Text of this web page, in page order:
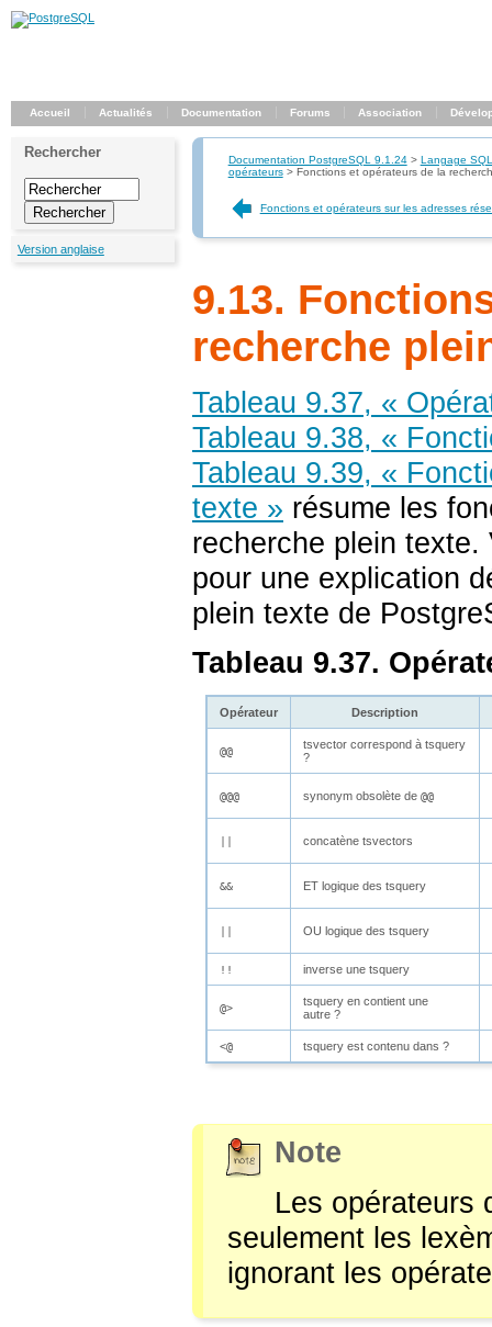
Accueil Actualités Documentation Forums Association
Rechercher
Version anglaise
Documentation PostgreSQL 9.1.24> Langage SQL
opérateurs> Fonctions et opérateurs de la
Fonctions et opérateurs sur les adresses
9.13.
recherche
Tableau 9.37, «
Tableau 9.38, «
Tableau 9.39, «
texte » résume les
recherche plein
pour une explication
plein texte de
Tableau 9.37.
Opérateur Description
@@
tsvectorcorrespond à tsquery
?
@@@ synonym obsolète de @@
concatène tsvectors
&& ET logique des tsquery
OU logique des tsquery
!! inverse une tsquery
@>
tsqueryen contient une
autre ?
<@ tsqueryest contenu dans ?
Note
Les opérateurs
seulement les
ignorant les